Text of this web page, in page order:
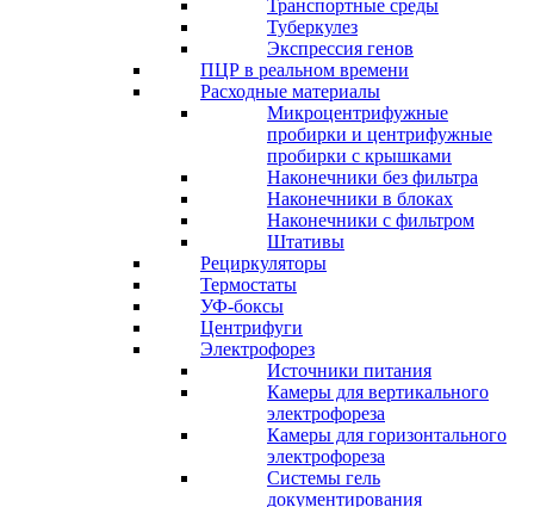
Транспортные среды
Туберкулез
Экспрессия генов
ПЦР в реальном времени
Расходные материалы
Микроцентрифужные
пробирки и центрифужные
пробирки с крышками
Наконечники без фильтра
Наконечники в блоках
Наконечники с фильтром
Штативы
Рециркуляторы
Термостаты
УФ-боксы
Центрифуги
Электрофорез
Источники питания
Камеры для вертикального
электрофореза
Камеры для горизонтального
электрофореза
Системы гель
документирования